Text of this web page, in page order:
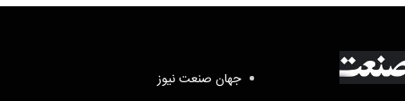
جهان صنعت نیوز